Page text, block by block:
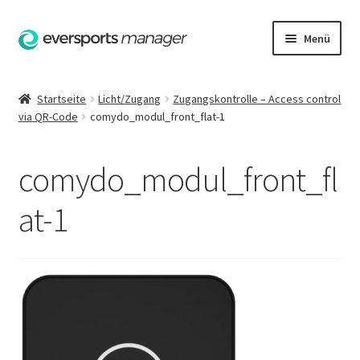
Zur
Navigation
Zum
Inhalt
Menü
AGB
Kasse
Startseite Licht/Zugang
Zugangskontrolle – Access control
via QR-Code
comydo_modul_front_flat-1
comydo_modul_front_fl
at-1